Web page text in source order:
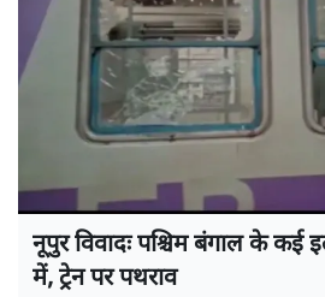
नूपुर विवादः पश्चिम बंगाल के कई
में, ट्रेन पर पथराव